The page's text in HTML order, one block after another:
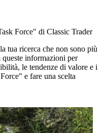
Force" di Classic Trader
tua ricerca che non sono più
informazioni per
le tendenze di valore e i
e fare una scelta